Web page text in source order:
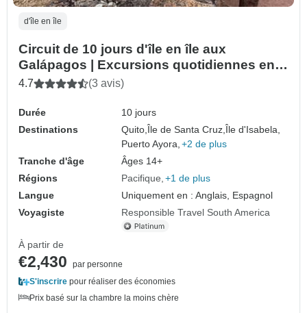
d'île en île
Circuit de 10 jours d'île en île aux
Galápagos | Excursions quotidiennes en
petit groupe
4.7 (3 avis)
Durée
10 jours
Destinations
Quito, Île de Santa Cruz, Île d'Isabela,
Puerto Ayora, +2 de plus
Tranche d'âge
Âges 14+
Régions
Pacifique +1 de plus
Langue
Uniquement en : Anglais, Espagnol
Voyagiste
Responsible Travel South America
À partir de
€2,430
par personne
S'inscrire pour réaliser des économies
Prix basé sur la chambre la moins chère